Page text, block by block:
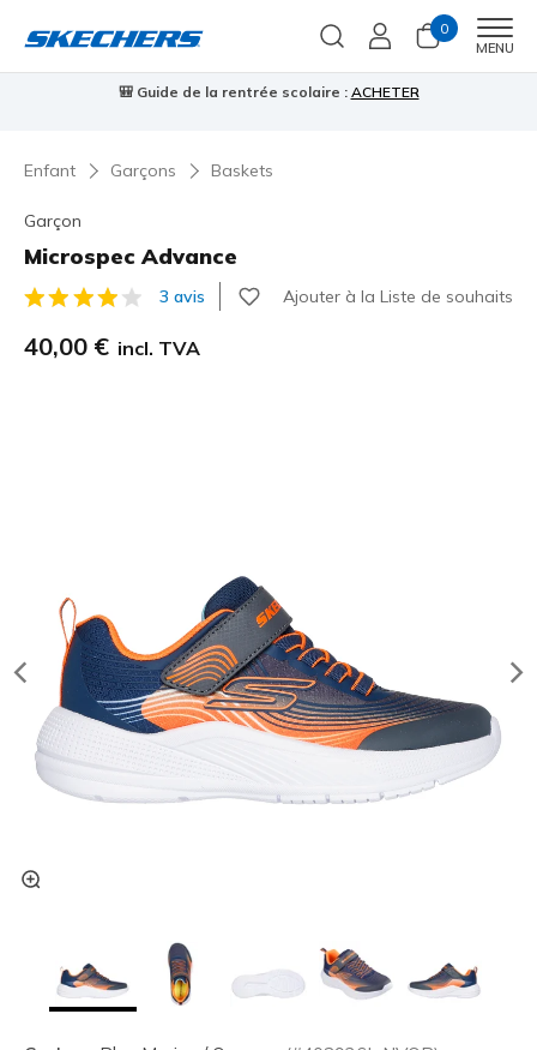
0
MENU
Skechers VIP :retours sous 45 jours pour les membres
Enfant Garçons Baskets
Garçon
Microspec Advance
Évaluation client 4,9 sur 5
3 avis Ajouter à la Liste de souhaits
40,00 € incl. TVA